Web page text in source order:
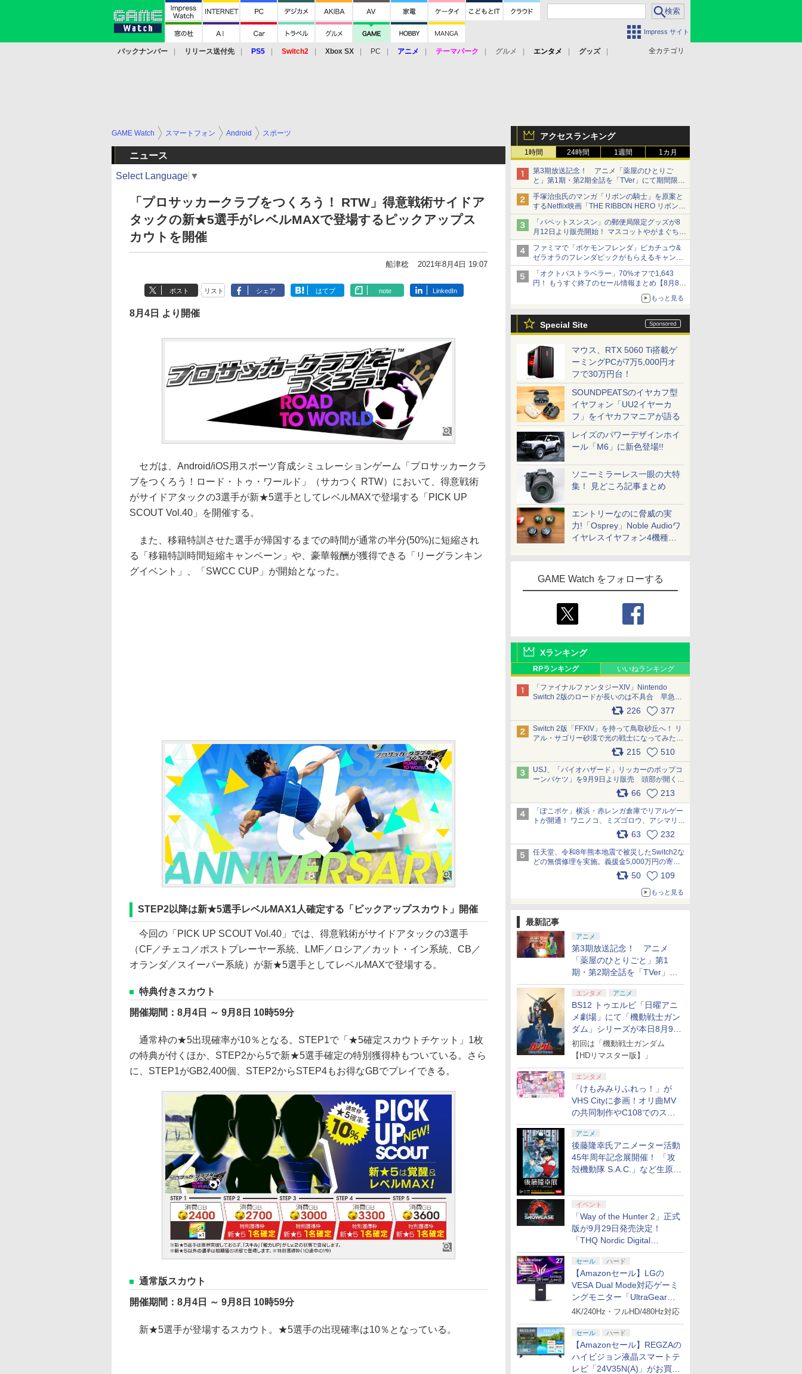
Impress サイト
全カテゴリ
バックナンバー リリース送付先 PS5 Switch2 Xbox SX PC アニメ テーマパーク グルメ エンタメ
グッズ
アクセスランキング
1時間 24時間 1週間 1カ月
第3期放送記念！ アニメ「薬屋のひとりご
と」第1期・第2期全話を「TVer」にて期間限定
で順次無料配信開始
手塚治虫氏のマンガ「リボンの騎士」を原案と
するNetflix映画「THE RIBBON HERO リボンヒ
ーロー」本日配信開始
「パペットスンスン」の郵便局限定グッズが8
月12日より販売開始！ マスコットやがまぐち、
レターセットなどが登場
ファミマで「ポケモンフレンダ」ピカチュウ&
ゼラオラのフレンダピックがもらえるキャンペ
ーン開催！
「オクトパストラベラー」70%オフで1,643
円！ もうすぐ終了のセール情報まとめ【8月8日
ニンテンドーeショップでは「大神 絶景版」が
もっと見る
Special Site
マウス、RTX 5060 Ti搭載ゲ
ーミングPCが7万5,000円オ
フで30万円台！
SOUNDPEATSのイヤカフ型
イヤフォン「UU2イヤーカ
フ」をイヤカフマニアが語る
レイズのパワーデザインホイ
ール「M6」に新色登場!!
ソニーミラーレス一眼の大特
集！ 見どころ記事まとめ
エントリーなのに脅威の実
力!「Osprey」Noble Audioワ
イヤレスイヤフォン4機種を
GAME Watch をフォローする
Xランキング
RPランキング いいねランキング
「ファイナルファンタジーXIV」Nintendo
Switch 2版のロードが長いのは不具合 早急に
アップデートできるよう対応中226 377
Switch 2版「FFXIV」を持って鳥取砂丘へ！ リ
アル・サゴリー砂漠で光の戦士になってみた
215 510
USJ、「バイオハザード」リッカーのポップコ
ーンバケツ」を9月9日より販売 頭部が開く仕
組み。味は恐怖を堪のう「味噌フレーバー」
66 213
「ぽこポケ」横浜・赤レンガ倉庫でリアルゲー
トが開通！ ワニノコ、ミズゴロウ、アシマリ登
場シーンをレポート pic.x.com/LDgEByVl6D
63 232
任天堂、令和8年熊本地震で被災したSwitch2な
どの無償修理を実施。義援金5,000万円の寄付
も発表 pic.x.com/BAYsMfUfUC
50 109
もっと見る
最新記事
アニメ
第3期放送記念！ アニメ
「薬屋のひとりごと」第1
期・第2期全話を「TVer」に
て期間限定で順次無料配信開
始エンタメ アニメ
BS12 トゥエルビ「日曜アニ
メ劇場」にて「機動戦士ガン
ダム」シリーズが本日8月9日
から8週連続で放送
初回は「機動戦士ガンダム
【HDリマスター版】」
エンタメ
「けもみみりふれっ！」が
VHS Cityに参画！オリ曲MV
の共同制作やC108でのスペ
シャルコラボ広告を掲出
アニメ
後藤隆幸氏アニメーター活動
45年周年記念展開催！ 「攻
殻機動隊 S.A.C.」など生原
イベント
「Way of the Hunter 2」正式
版が9月29日発売決定！
「THQ Nordic Digital
Showcase 2026」まとめ
セール ハード
【Amazonセール】LGの
VESA Dual Mode対応ゲーミ
ングモニター「UltraGear
27G850A-B」がお買い得！
4K/240Hz・フルHD/480Hz対応
セール ハード
【Amazonセール】REGZAの
ハイビジョン液晶スマートテ
レビ「24V35N(A)」がお買い
GAME Watch スマートフォン Android スポーツ
ニュース
Select Language ▼
「プロサッカークラブをつくろう！ RTW」得意戦術サイドア
タックの新★5選手がレベルMAXで登場するピックアップス
カウトを開催
船津稔 2021年8月4日 19:07
ポスト リスト シェア はてブ note LinkedIn
8月4日 より開催
セガは、Android/iOS用スポーツ育成シミュレーションゲーム「プロサッカークラ
ブをつくろう！ロード・トゥ・ワールド」（サカつく RTW）において、得意戦術
がサイドアタックの3選手が新★5選手としてレベルMAXで登場する「PICK UP
SCOUT Vol.40」を開催する。
また、移籍特訓させた選手が帰国するまでの時間が通常の半分(50%)に短縮され
る「移籍特訓時間短縮キャンペーン」や、豪華報酬が獲得できる「リーグランキン
グイベント」、「SWCC CUP」が開始となった。
STEP2以降は新★5選手レベルMAX1人確定する「ピックアップスカウト」開催
今回の「PICK UP SCOUT Vol.40」では、得意戦術がサイドアタックの3選手
（CF／チェコ／ポストプレーヤー系統、LMF／ロシア／カット・イン系統、CB／
オランダ／スイーパー系統）が新★5選手としてレベルMAXで登場する。
特典付きスカウト
開催期間：8月4日 ～ 9月8日 10時59分
通常枠の★5出現確率が10％となる。STEP1で「★5確定スカウトチケット」1枚
の特典が付くほか、STEP2から5で新★5選手確定の特別獲得枠もついている。さら
に、STEP1がGB2,400個、STEP2からSTEP4もお得なGBでプレイできる。
通常版スカウト
開催期間：8月4日 ～ 9月8日 10時59分
新★5選手が登場するスカウト。★5選手の出現確率は10％となっている。